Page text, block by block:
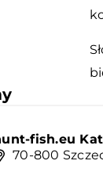
fish.eu
70-800